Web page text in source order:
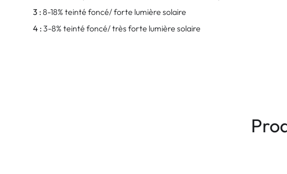
3 : 8-18% teinté foncé/ forte lumière solaire
4 : 3-8% teinté foncé/ très forte lumière solaire